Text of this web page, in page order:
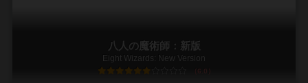
八人の魔術師：新版
Eight Wizards: New Version
6.0